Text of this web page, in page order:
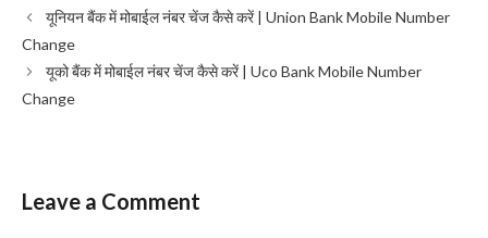
यूनियन बैंक में मोबाईल नंबर चेंज कैसे करें | Union Bank Mobile Number
Change
यूको बैंक में मोबाईल नंबर चेंज कैसे करें | Uco Bank Mobile Number
Change
Leave a Comment